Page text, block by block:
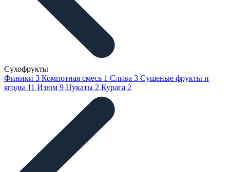
Сухофрукты
Финики 3 Компотная смесь 1 Слива 3 Сушеные фрукты и
ягоды 11 Изюм 9 Цукаты 2 Курага 2